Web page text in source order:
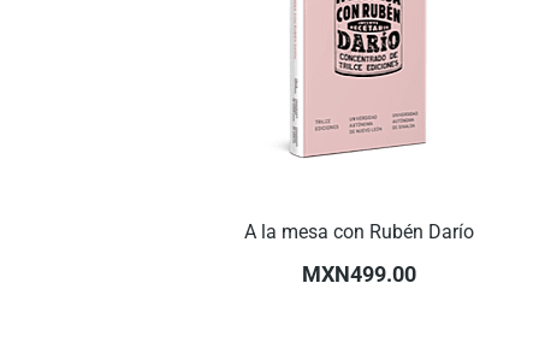
A la mesa con Rubén Darío
MXN499.00